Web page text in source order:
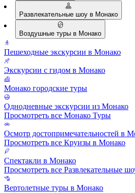
Развлекательные шоу в Монако
Воздушные туры в Монако
Пешеходные экскурсии в Монако
Экскурсии с гидом в Монако
Монако городские туры
Однодневные экскурсии из Монако
Просмотреть все Монако Туры
Осмотр достопримечательностей в
Просмотреть все Круизы в Монако
Спектакли в Монако
Просмотреть все Развлекательные
Вертолетные туры в Монако